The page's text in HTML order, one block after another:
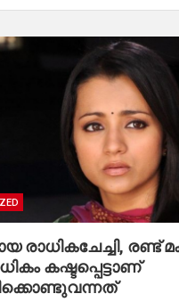
രാധികചേച്ചി, രണ്ട്
കഷ്ടപ്പെട്ടാണ്